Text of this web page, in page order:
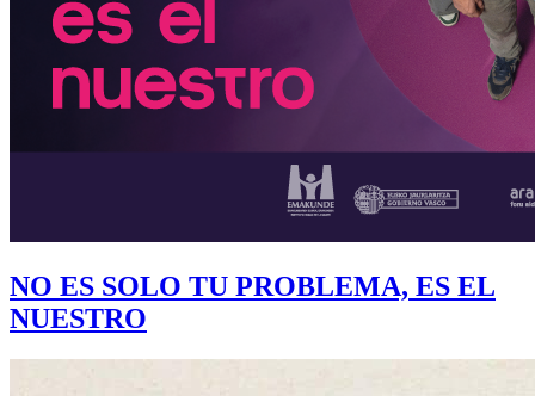
NO ES SOLO TU PROBLEMA, ES EL
NUESTRO